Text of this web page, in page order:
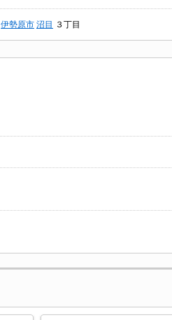
伊勢原市 沼目 ３丁目